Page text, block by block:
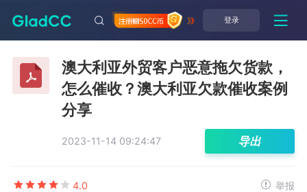
登录
澳大利亚外贸客户恶意拖欠货款，
怎么催收？澳大利亚欠款催收案例
分享
2023-11-14 09:24:47 导出
4.0
举报